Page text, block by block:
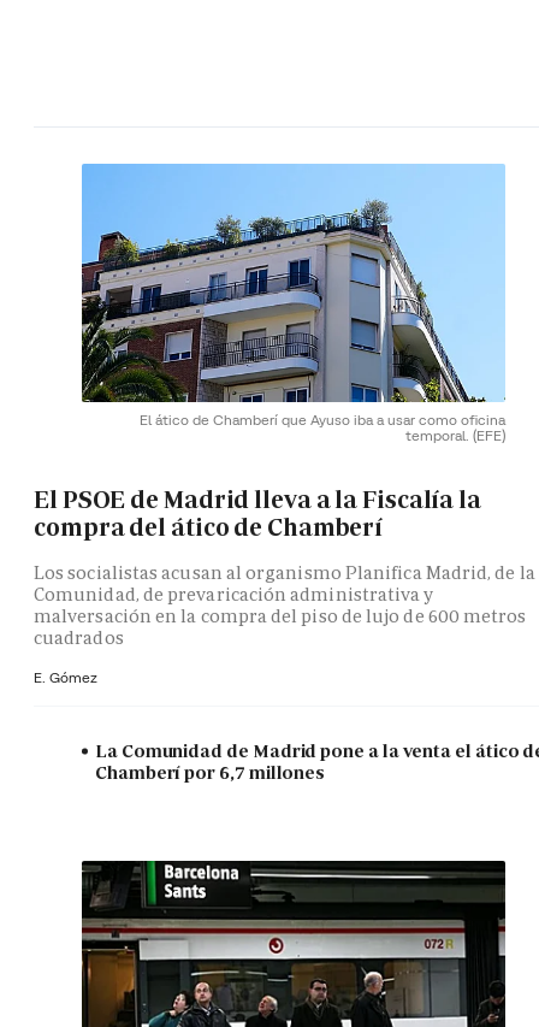
El ático de Chamberí que Ayuso iba a usar como oficina
temporal. (EFE)
El PSOE de Madrid lleva a la Fiscalía la
compra del ático de Chamberí
Los socialistas acusan al organismo Planifica Madrid, de la
Comunidad, de prevaricación administrativa y
malversación en la compra del piso de lujo de 600 metros
cuadrados
E. Gómez
La Comunidad de Madrid pone a la venta el ático
Chamberí por 6,7 millones